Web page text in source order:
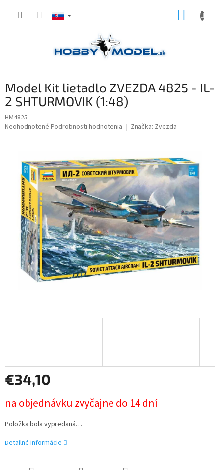
Model Kit lietadlo ZVEZDA 4825 - IL-
2 SHTURMOVIK (1:48)
HM4825
Priemerné
hviezdičiek.
Neohodnotené Podrobnosti hodnotenia Značka: Zvezda
€34,10
cena:
na objednávku zvyčajne do 14 dní
Položka bola vypredaná…
Detailné informácie